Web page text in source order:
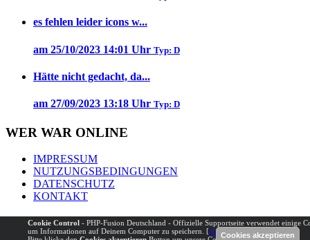
Cookie Control - PHP-Fusion Deutschland - Offizielle Supportseite verwendet einige
um Informationen auf Deinem Computer zu speichern. [Lesen über unsere Cookies
].
es fehlen leider icons w...
am 25/10/2023 14:01 Uhr Typ: D
Hätte nicht gedacht, da...
am 27/09/2023 13:18 Uhr Typ: D
WER WAR ONLINE
IMPRESSUM
NUTZUNGSBEDINGUNGEN
DATENSCHUTZ
KONTAKT
Powered byPHP-FusionCopyright © 2026 PHP-Fusion Inc. Published without
warranties underEPAL